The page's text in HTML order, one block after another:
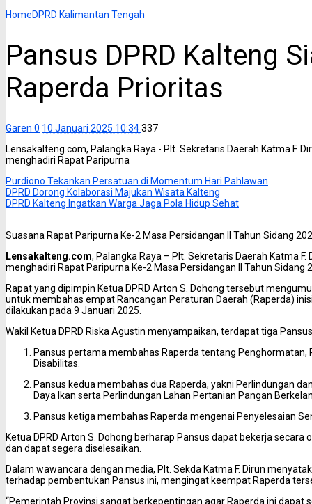
HomeDPRD Kalimantan Tengah
Pansus DPRD Kalteng
Raperda Prioritas
Garen 0 10 Januari 2025 10:34337
Lensakalteng.com, Palangka Raya - Plt. Sekretaris Daerah Katma F.
menghadiri Rapat Paripurna
Purdiono Tekankan Persatuan di Momentum Hari Pahlawan
DPRD Dorong Kolaborasi Majukan Wisata Kalteng
DPRD Kalteng Ingatkan Warga Jaga Pola Hidup Sehat
Suasana Rapat Paripurna Ke-2 Masa Persidangan II Tahun Sidang
Lensakalteng.com, Palangka Raya – Plt. Sekretaris Daerah Katma
menghadiri Rapat Paripurna Ke-2 Masa Persidangan II Tahun
Rapat yang dipimpin Ketua DPRD Arton S. Dohong tersebut
untuk membahas empat Rancangan Peraturan Daerah (Raperda)
dilakukan pada 9 Januari 2025.
Wakil Ketua DPRD Riska Agustin menyampaikan, terdapat tiga
Pansus pertama membahas Raperda tentang Penghormatan,
Disabilitas.
Pansus kedua membahas dua Raperda, yakni Perlindungan
Daya Ikan serta Perlindungan Lahan Pertanian Pangan
Pansus ketiga membahas Raperda mengenai Penyelesaian
Ketua DPRD Arton S. Dohong berharap Pansus dapat bekerja
dan dapat segera diselesaikan.
Dalam wawancara dengan media, Plt. Sekda Katma F. Dirun
terhadap pembentukan Pansus ini, mengingat keempat Raperda
“Pemerintah Provinsi sangat berkepentingan agar Raperda ini dapat